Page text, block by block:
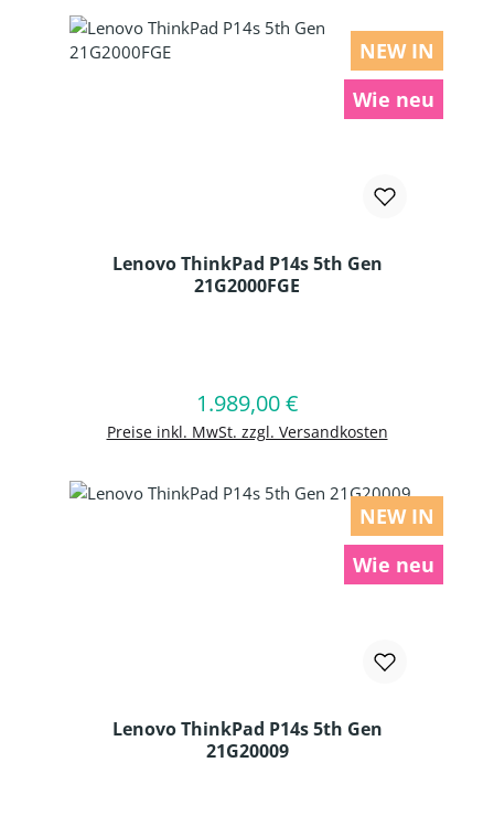
NEW IN
Wie neu
Lenovo ThinkPad P14s 5th Gen
21G2000FGE
Regulärer Preis:
1.989,00 €
Preise inkl. MwSt. zzgl. Versandkosten
In den Warenkorb
NEW IN
Wie neu
Lenovo ThinkPad P14s 5th Gen
21G20009